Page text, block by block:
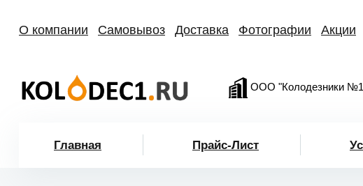
О компании Самовывоз Доставка Фотографии Акции
ООО "Колодезники
Главная Прайс-Лист